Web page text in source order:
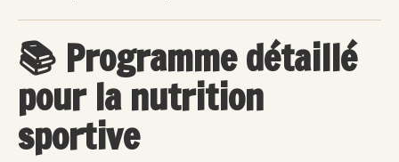
📚 Programme détaillé
pour la nutrition
sportive